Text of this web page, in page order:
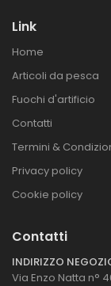
Link
Home
Articoli da pesca
Fuochi d'artificio
Contatti
Termini &
Privacy policy
Cookie policy
Contatti
INDIRIZZO
Via Enzo Natta n°